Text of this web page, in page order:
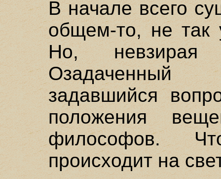
В начале всего
общем-то, не
Но,
задавшийся
положения
философов.
происходит на